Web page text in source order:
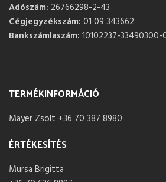
Adószám: 26766298-2-43
Cégjegyzékszám: 01 09 343662
Bankszámlaszám: 10102237-
TERMÉKINFORMÁCIÓ
Mayer Zsolt +36 70 387 8980
ÉRTÉKESÍTÉS
Mursa Brigitta